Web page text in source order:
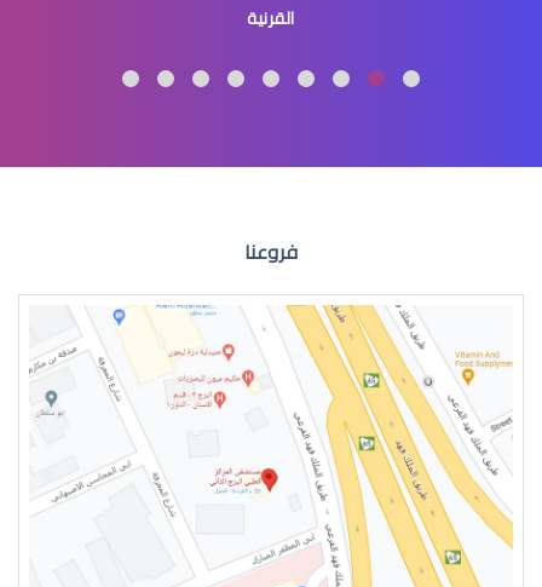
عمليات التجميل للعين
القرنية
فروعنا